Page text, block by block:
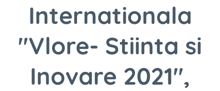
Internationala
"Vlore- Stiinta si
Inovare 2021",